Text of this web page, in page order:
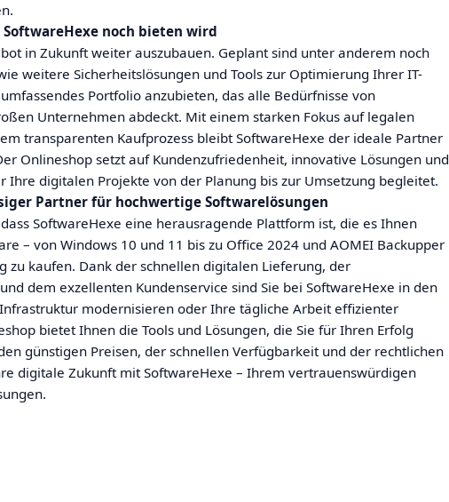
noch bieten wird
in Zukunft weiter auszubauen. Geplant sind unter anderem noch
weitere Sicherheitslösungen und Tools zur Optimierung Ihrer IT-
Portfolio anzubieten, das alle Bedürfnisse von
Unternehmen abdeckt. Mit einem starken Fokus auf legalen
transparenten Kaufprozess bleibt SoftwareHexe der ideale Partner
Onlineshop setzt auf Kundenzufriedenheit, innovative Lösungen und
Ihre digitalen Projekte von der Planung bis zur Umsetzung begleitet.
Partner für hochwertige Softwarelösungen
SoftwareHexe eine herausragende Plattform ist, die es Ihnen
– von Windows 10 und 11 bis zu Office 2024 und AOMEI Backupper
zu kaufen. Dank der schnellen digitalen Lieferung, der
dem exzellenten Kundenservice sind Sie bei SoftwareHexe in den
modernisieren oder Ihre tägliche Arbeit effizienter
bietet Ihnen die Tools und Lösungen, die Sie für Ihren Erfolg
günstigen Preisen, der schnellen Verfügbarkeit und der rechtlichen
digitale Zukunft mit SoftwareHexe – Ihrem vertrauenswürdigen